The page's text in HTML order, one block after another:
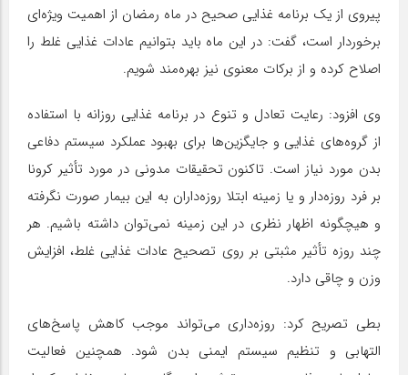
پیروی از یک برنامه غذایی صحیح در ماه رمضان از اهمیت ویژه‌ای
برخوردار است، گفت:‌ در این ماه باید بتوانیم عادات غذایی غلط را
اصلاح کرده و از برکات معنوی نیز بهره‌مند شویم.
وی افزود: رعایت تعادل و تنوع در برنامه غذایی روزانه با استفاده
از گروه‌های غذایی و جایگزین‌ها برای بهبود عملکرد سیستم دفاعی
بدن مورد نیاز است. تاکنون تحقیقات مدونی در مورد تأثیر کرونا
بر فرد روزه‌دار و یا زمینه ابتلا روزه‌داران به این بیمار صورت نگرفته
و هیچگونه اظهار نظری در این زمینه نمی‌توان داشته باشیم. هر
چند روزه تأثیر مثبتی بر روی تصحیح عادات غذایی غلط، افزایش
وزن و چاقی دارد.
بطی تصریح کرد: روزه‌داری می‌تواند موجب کاهش پاسخ‌های
التهابی و تنظیم سیستم ایمنی بدن شود. همچنین فعالیت